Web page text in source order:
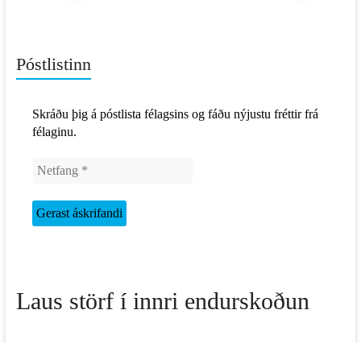
Póstlistinn
Skráðu þig á póstlista félagsins og fáðu nýjustu fréttir frá
félaginu.
Laus störf í innri endurskoðun